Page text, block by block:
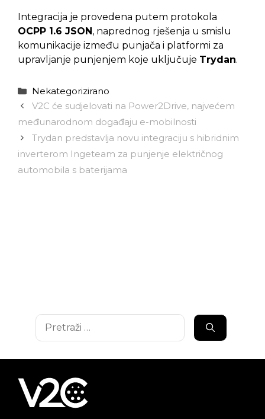
Integracija je provedena putem protokola
OCPP 1.6 JSON, naprednog rješenja u smislu
komunikacije između punjača i platformi za
upravljanje punjenjem koje uključuje Trydan.
Kategorije
Nekategorizirano
V2C će sudjelovati na Power2Drive, najvećem
međunarodnom događaju e-mobilnosti
Trydan predstavlja novu integraciju s hibridnim
inverterom Ingeteam za punjenje električnog
automobila s baterijama
Pretraži: